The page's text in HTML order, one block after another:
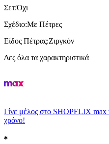
Σετ:Όχι
Σχέδιο:Με Πέτρες
Είδος Πέτρας:Ζιργκόν
Δες όλα τα χαρακτηριστικά
Γίνε μέλος στο SHOPFLIX max
χρόνο!